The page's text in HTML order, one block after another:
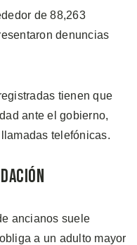
de 88,263
denuncias
tienen que
ante el gobierno,
telefónicas.
ancianos suele
a un adulto mayor